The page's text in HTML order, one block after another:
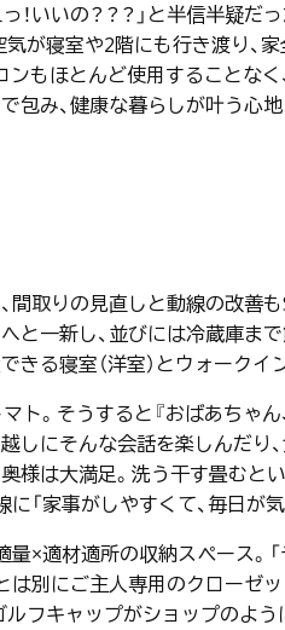
！いいの？？？」と半信半疑
が寝室や2階にも行き渡り、
ンもほとんど使用することな
み、健康な暮らしが叶う心
取りの見直しと動線の改善
と一新し、並びには冷蔵庫ま
る寝室（洋室）とウォークイ
ト。そうすると『おばあちゃ
越しにそんな会話を楽しんだ
は大満足。洗う→干す→畳む
「家事がしやすくて、毎日が
×適材適所の収納スペース。
別にご主人専用のクローゼ
ルフキャップがショップのよ